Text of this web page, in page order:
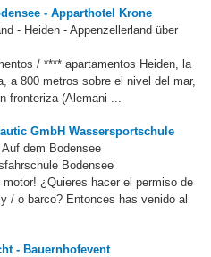
- Apparthotel Krone
- Heiden - Appenzellerland über
/ **** apartamentos Heiden, la
a 800 metros sobre el nivel del mar,
fronteriza (Alemani ...
GmbH Wassersportschule
dem Bodensee
Bodensee
¿Quieres hacer el permiso de
/ o barco? Entonces has venido al
- Bauernhofevent